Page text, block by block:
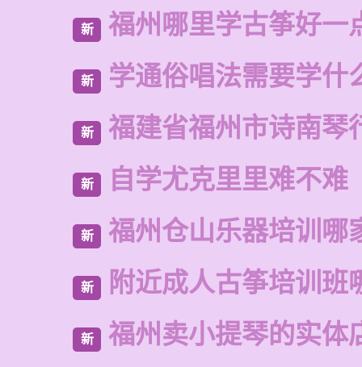
新 福州哪里学古筝好一
新 学通俗唱法需要学什
新 福建省福州市诗南琴
新 自学尤克里里难不难
新 福州仓山乐器培训哪
新 附近成人古筝培训班
新 福州卖小提琴的实体